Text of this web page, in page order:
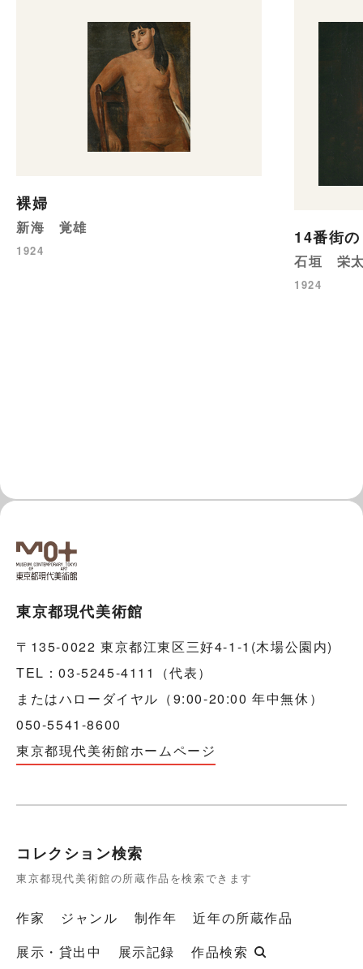
裸婦
新海 覚雄
1924
14番街
石垣 栄
1924
東京都現代美術館
〒135-0022 東京都江東区三好4-1-1(木場公園内)
TEL：03-5245-4111（代表）
またはハローダイヤル（9:00-20:00 年中無休）
050-5541-8600
東京都現代美術館ホームページ
コレクション検索
東京都現代美術館の所蔵作品を検索できます
作家 ジャンル 制作年
近年の所蔵作品
展示・貸出中
展示記録 作品検索